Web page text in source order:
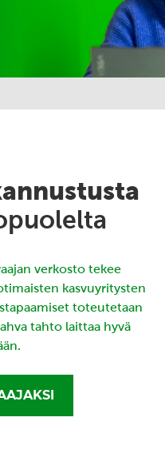
verkosto tekee
kasvuyritysten
toteutetaan
tahto laittaa hyvä